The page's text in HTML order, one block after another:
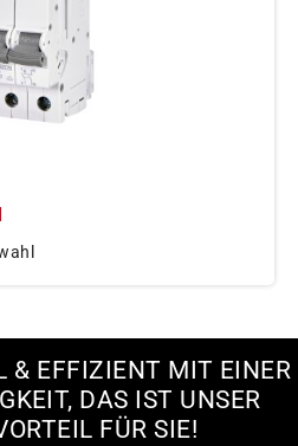
& EFFIZIENT MIT EINER
DAS IST UNSER
FÜR SIE!